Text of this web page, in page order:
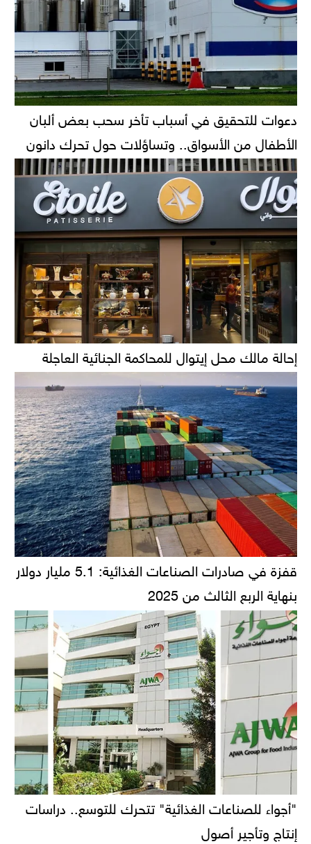
دعوات للتحقيق في أسباب تأخر سحب بعض ألبان
الأطفال من الأسواق.. وتساؤلات حول تحرك دانون
إحالة مالك محل إيتوال للمحاكمة الجنائية العاجلة
قفزة في صادرات الصناعات الغذائية: 5.1 مليار دولار
بنهاية الربع الثالث من 2025
"أجواء للصناعات الغذائية" تتحرك للتوسع.. دراسات
إنتاج وتأجير أصول